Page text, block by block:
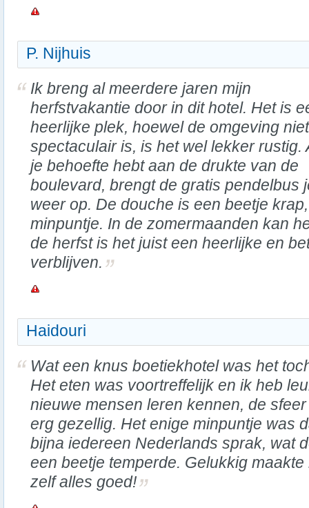
P. Nijhuis
Ik breng al meerdere jaren mijn
herfstvakantie door in dit hotel. Het is
heerlijke plek, hoewel de omgeving niet
spectaculair is, is het wel lekker rustig.
je behoefte hebt aan de drukte van de
boulevard, brengt de gratis pendelbus
weer op. De douche is een beetje
minpuntje. In de zomermaanden kan
de herfst is het juist een heerlijke en
verblijven.
Haidouri
Wat een knus boetiekhotel was het
Het eten was voortreffelijk en ik heb
nieuwe mensen leren kennen, de
erg gezellig. Het enige minpuntje was
bijna iedereen Nederlands sprak, wat
een beetje temperde. Gelukkig
zelf alles goed!